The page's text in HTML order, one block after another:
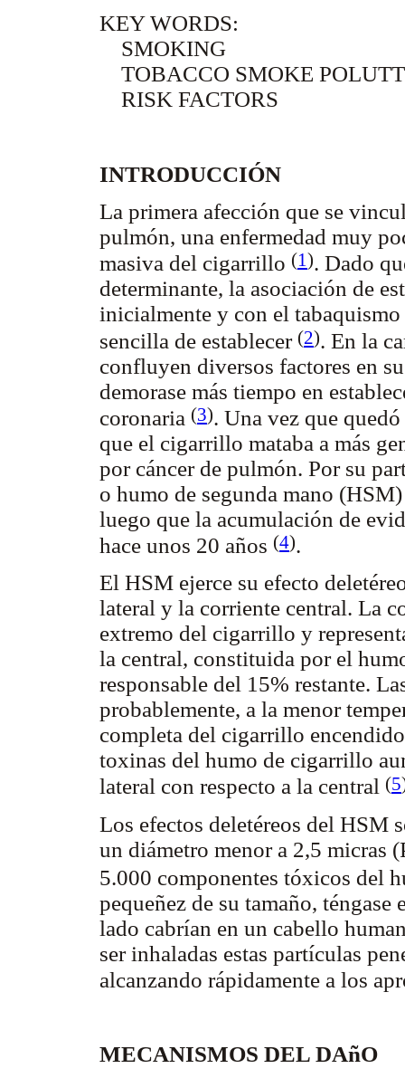
KEY WORDS:
SMOKING
TOBACCO SMOKE
RISK FACTORS
INTRODUCCIÓN
La primera afección que se
pulmón, una enfermedad muy
masiva del cigarrillo (1). Dado
determinante, la asociación de
inicialmente y con el
sencilla de establecer (2). En la
confluyen diversos factores en
demorase más tiempo en
coronaria (3). Una vez que
que el cigarrillo mataba a más
por cáncer de pulmón. Por su
o humo de segunda mano
luego que la acumulación de
hace unos 20 años (4).
El HSM ejerce su efecto
lateral y la corriente central. La
extremo del cigarrillo y
la central, constituida por el
responsable del 15% restante.
probablemente, a la menor
completa del cigarrillo
toxinas del humo de cigarrillo
lateral con respecto a la central (5
Los efectos deletéreos del HSM
un diámetro menor a 2,5 micras
5.000 componentes tóxicos del
pequeñez de su tamaño,
lado cabrían en un cabello
ser inhaladas estas partículas
alcanzando rápidamente a los
MECANISMOS DEL DAñO